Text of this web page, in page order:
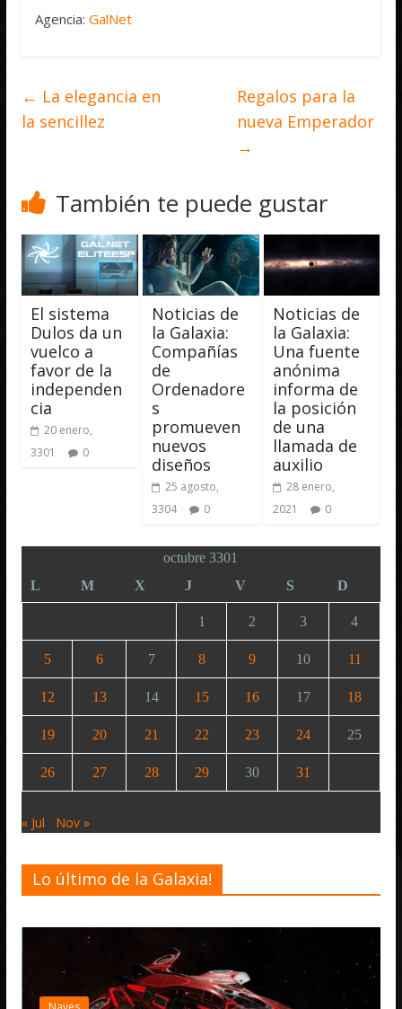
Agencia:GalNet
← La elegancia en
la sencillez
Regalos para la
nueva Emperador
→
También te puede gustar
El sistema
Dulos da un
vuelco a
favor de la
independen
cia
20 enero,
3301
0
Noticias de
la Galaxia:
Compañías
de
Ordenadore
s
promueven
nuevos
diseños
25 agosto,
3304
0
Noticias de
la Galaxia:
Una fuente
anónima
informa de
la posición
de una
llamada de
auxilio
28 enero,
2021
0
octubre 3301
L
M X J V S D
1 2 3 4
5 6 7 8 9 10 11
12 13 14 15 16 17 18
19 20 21 22 23 24 25
26 27 28 29 30 31
« Jul Nov »
Lo último de la Galaxia!